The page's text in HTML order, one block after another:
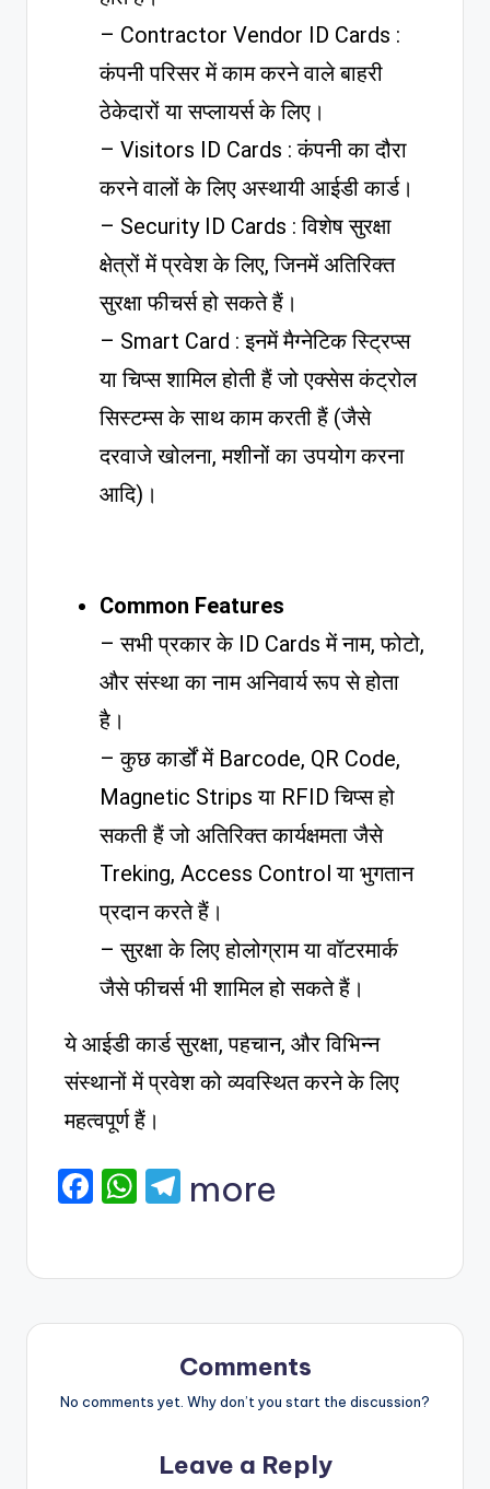
– Contractor Vendor ID Cards :
कंपनी परिसर में काम करने वाले बाहरी
ठेकेदारों या सप्लायर्स के लिए।
– Visitors ID Cards : कंपनी का दौरा
करने वालों के लिए अस्थायी आईडी कार्ड।
– Security ID Cards : विशेष सुरक्षा
क्षेत्रों में प्रवेश के लिए, जिनमें अतिरिक्त
सुरक्षा फीचर्स हो सकते हैं।
– Smart Card : इनमें मैग्नेटिक स्ट्रिप्स
या चिप्स शामिल होती हैं जो एक्सेस कंट्रोल
सिस्टम्स के साथ काम करती हैं (जैसे
दरवाजे खोलना, मशीनों का उपयोग करना
आदि)।
Common Features
– सभी प्रकार के ID Cards में नाम, फोटो,
और संस्था का नाम अनिवार्य रूप से होता
है।
– कुछ कार्डों में Barcode, QR Code,
Magnetic Strips या RFID चिप्स हो
सकती हैं जो अतिरिक्त कार्यक्षमता जैसे
Treking, Access Control या भुगतान
प्रदान करते हैं।
– सुरक्षा के लिए होलोग्राम या वॉटरमार्क
जैसे फीचर्स भी शामिल हो सकते हैं।
ये आईडी कार्ड सुरक्षा, पहचान, और विभिन्न
संस्थानों में प्रवेश को व्यवस्थित करने के लिए
महत्वपूर्ण हैं।
F
e
b
o
W
ts
A
p
T
gr
a
m
more
Comments
No comments yet. Why don’t you start the discussion?
Leave a Reply